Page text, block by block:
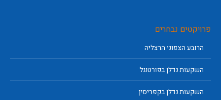
פרויקטים נבחרים
הרובע הצפוני הרצליה
השקעות נדלן בפורטוגל
השקעות נדלן בקפריסין